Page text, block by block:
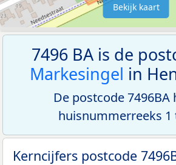
Bekijk kaart
7496 BA is de
Markesingel in
De postcode 7496BA
huisnummerreeks 1
Kerncijfers postcode